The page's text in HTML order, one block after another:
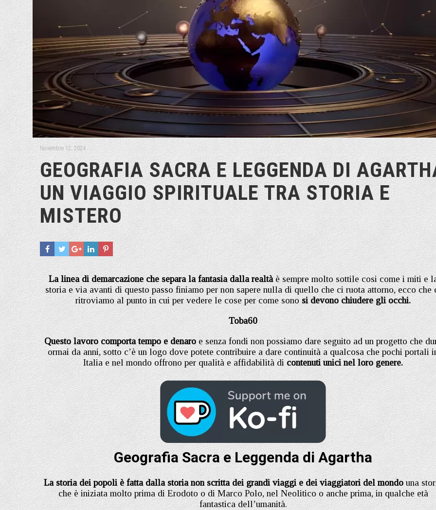
Novembre 12, 2024
GEOGRAFIA SACRA E LEGGENDA DI
UN VIAGGIO SPIRITUALE TRA STORIA E
MISTERO
La linea di demarcazione che separa la fantasia dalla realtàè sempre molto sottile cosi come i miti e
storia e via avanti di questo passo finiamo per non sapere nulla di quello che ci ruota attorno, ecco che
ritroviamo al punto in cui per vedere le cose per come sonosi devono chiudere gli occhi.
Toba60
Questo lavoro comporta tempo e denaroe senza fondi non possiamo dare seguito ad un progetto che
ormai da anni, sotto c’è un logo dove potete contribuire a dare continuità a qualcosa che pochi portali
Italia e nel mondo offrono per qualità e affidabilità dicontenuti unici nel loro genere.
Geografia Sacra e Leggenda di Agartha
La storia dei popoli è fatta dalla storia non scritta dei grandi viaggi e dei viaggiatori del mondouna
che è iniziata molto prima di Erodoto o di Marco Polo, nel Neolitico o anche prima, in qualche età
fantastica dell’umanità.